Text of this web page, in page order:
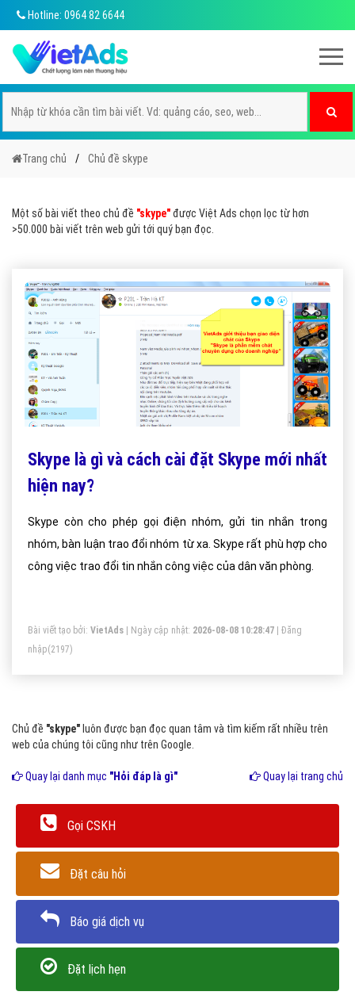
Hotline: 0964 82 6644
Trang chủ Chủ đề skype
Một số bài viết theo chủ đề "skype"được Việt Ads chọn lọc từ hơn
>50.000 bài viết trên web gửi tới quý bạn đọc.
Skype là gì và cách cài đặt Skype mới nhất
hiện nay?
Skype còn cho phép gọi điện nhóm, gửi tin nhắn trong
nhóm, bàn luận trao đổi nhóm từ xa. Skype rất phù hợp cho
công việc trao đổi tin nhắn công việc của dân văn phòng.
Bài viết tạo bởi: VietAds | Ngày cập nhật: 2026-08-08 10:28:47
Đăng
nhập(2197)
Chủ đề "skype" luôn được bạn đọc quan tâm và tìm kiếm rất nhiều trên
web của chúng tôi cũng như trên Google.
Quay lại danh mục "Hỏi đáp là gì" Quay lại trang chủ
Gọi CSKH
Đặt câu hỏi
Báo giá dịch vụ
Đặt lịch hẹn